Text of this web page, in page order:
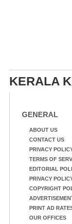
KERALA
GENERAL
ABOUT US
CONTACT US
PRIVACY
TERMS OF
EDITORIAL
PRIVACY
COPYRIGHT
PRINT AD
OUR OFFICES